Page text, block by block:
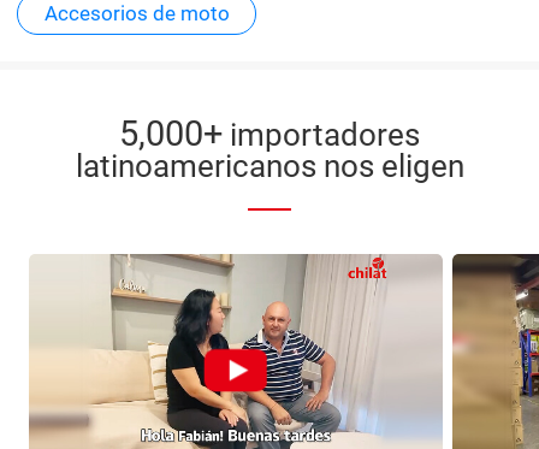
Accesorios de moto
5,000+ importadores
latinoamericanos nos eligen